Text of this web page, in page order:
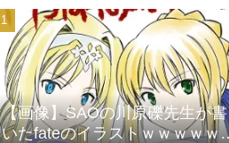
【画像】SAOの川原礫先生が書
いたfateのイラストｗｗｗｗｗ